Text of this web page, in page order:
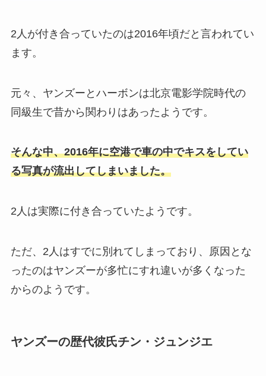
2人が付き合っていたのは2016年頃だと言われてい
ます。
元々、ヤンズーとハーボンは北京電影学院時代の
同級生で昔から関わりはあったようです。
そんな中、2016年に空港で車の中でキスをしてい
る写真が流出してしまいました。
2人は実際に付き合っていたようです。
ただ、2人はすでに別れてしまっており、原因とな
ったのはヤンズーが多忙にすれ違いが多くなった
からのようです。
ヤンズーの歴代彼氏チン・ジュンジエ